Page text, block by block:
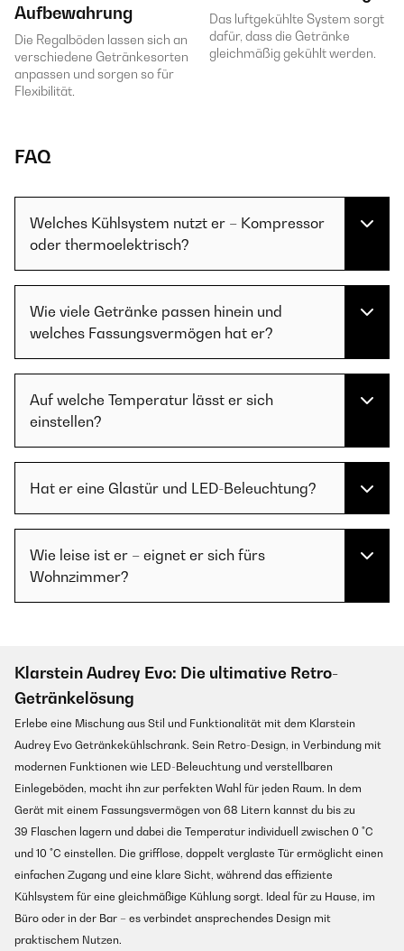
Aufbewahrung
Die Regalböden lassen sich an
verschiedene Getränkesorten
anpassen und sorgen so für
Flexibilität.
Das luftgekühlte System sorgt
dafür, dass die Getränke
gleichmäßig gekühlt werden.
FAQ
Welches Kühlsystem nutzt er – Kompressor
oder thermoelektrisch?
Wie viele Getränke passen hinein und
welches Fassungsvermögen hat er?
Auf welche Temperatur lässt er sich
einstellen?
Hat er eine Glastür und LED-Beleuchtung?
Wie leise ist er – eignet er sich fürs
Wohnzimmer?
Klarstein Audrey Evo: Die ultimative Retro-
Getränkelösung
Erlebe eine Mischung aus Stil und Funktionalität mit dem Klarstein
Audrey Evo Getränkekühlschrank. Sein Retro-Design, in Verbindung mit
modernen Funktionen wie LED-Beleuchtung und verstellbaren
Einlegeböden, macht ihn zur perfekten Wahl für jeden Raum. In dem
Gerät mit einem Fassungsvermögen von 68 Litern kannst du bis zu
39 Flaschen lagern und dabei die Temperatur individuell zwischen 0 °C
und 10 °C einstellen. Die grifflose, doppelt verglaste Tür ermöglicht einen
einfachen Zugang und eine klare Sicht, während das effiziente
Kühlsystem für eine gleichmäßige Kühlung sorgt. Ideal für zu Hause, im
Büro oder in der Bar – es verbindet ansprechendes Design mit
praktischem Nutzen.